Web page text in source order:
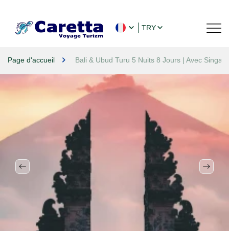
TRY
Page d'accueil Bali & Ubud Turu 5 Nuits 8 Jours | Avec